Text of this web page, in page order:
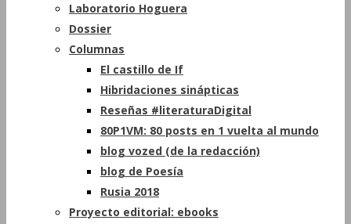
Laboratorio Hoguera
Dossier
Columnas
El castillo de If
Hibridaciones sinápticas
Reseñas #literaturaDigital
80P1VM: 80 posts en 1 vuelta al mundo
blog vozed (de la redacción)
blog de Poesía
Rusia 2018
Proyecto editorial: ebooks